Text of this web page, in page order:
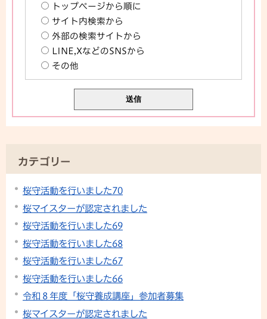
トップページから順に
サイト内検索から
外部の検索サイトから
LINE,XなどのSNSから
その他
カテゴリー
桜守活動を行いました70
桜マイスターが認定されました
桜守活動を行いました69
桜守活動を行いました68
桜守活動を行いました67
桜守活動を行いました66
令和８年度「桜守養成講座」参加者募集
桜マイスターが認定されました